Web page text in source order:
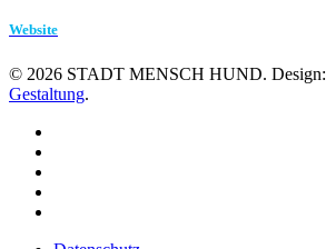
Website
© 2026 STADT MENSCH HUND. Design:
Gestaltung.